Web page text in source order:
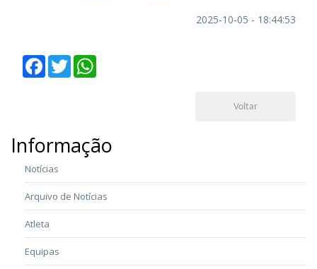
2025-10-05 - 18:44:53
Facebook
Twitter
Voltar
Informação
Notícias
Arquivo de Notícias
Atleta
Equipas